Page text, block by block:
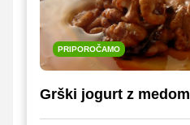
PRIPOROČAMO
Grški jogurt z medom